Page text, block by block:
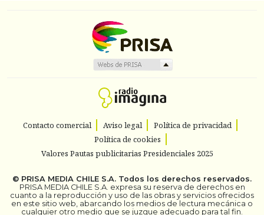
Contacto comercial Aviso legal
Política de privacidad
Política de cookies
Valores Pautas publicitarias Presidenciales 2025
© PRISA MEDIA CHILE S.A. Todos los derechos reservados.
PRISA MEDIA CHILE S.A. expresa su reserva de derechos en
cuanto a la reproducción y uso de las obras y servicios ofrecidos
en este sitio web, abarcando los medios de lectura mecánica o
cualquier otro medio que se juzgue adecuado para tal fin.